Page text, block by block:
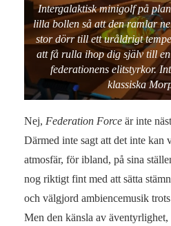
Intergalaktisk minigolf på
lilla bollen så att den ramlar
stor dörr till ett uråldrigt
att få rulla ihop dig själv till
federationens elitstyrkor.
klassiska
Nej, Federation Force är inte
Därmed inte sagt att det inte kan
atmosfär, för ibland, på sina
nog riktigt fint med att sätta
och välgjord ambiencemusik
Men den känsla av